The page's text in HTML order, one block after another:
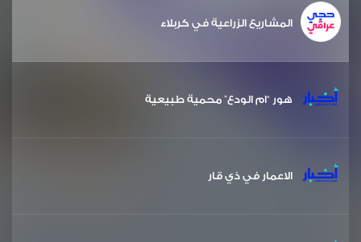
المشاريع الزراعية في كربلاء
هور “ام الودع” محمية طبيعية
الاعمار في ذي قار